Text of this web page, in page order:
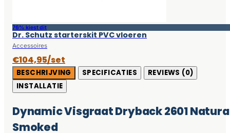
76% kiest dit
Dr. Schutz starterskit PVC vloeren
Accessoires
€104,95/set
BESCHRIJVING SPECIFICATIES
REVIEWS (0)
INSTALLATIE
Dynamic Visgraat Dryback 2601
Smoked